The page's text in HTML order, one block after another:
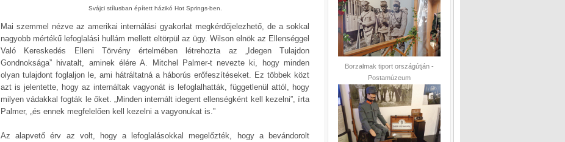
Svájci stílusban épített házikó Hot Springs-ben.
Mai szemmel nézve az amerikai internálási gyakorlat megkérdőjelezhető, de a sokkal
nagyobb mértékű lefoglalási hullám mellett eltörpül az ügy. Wilson elnök az Ellenséggel
Való Kereskedés Elleni Törvény értelmében létrehozta az „Idegen Tulajdon
Gondnoksága” hivatalt, aminek élére A. Mitchel Palmer-t nevezte ki, hogy minden
olyan tulajdont foglaljon le, ami hátráltatná a háborús erőfeszítéseket. Ez többek közt
azt is jelentette, hogy az internáltak vagyonát is lefoglalhatták, függetlenül attól, hogy
milyen vádakkal fogták le őket. „Minden internált idegent ellenségként kell kezelni”, írta
Palmer, „és ennek megfelelően kell kezelni a vagyonukat is.”
Az alapvető érv az volt, hogy a lefoglalásokkal megelőzték, hogy a bevándorolt
Borzalmak tiport országútján -
Postamúzeum